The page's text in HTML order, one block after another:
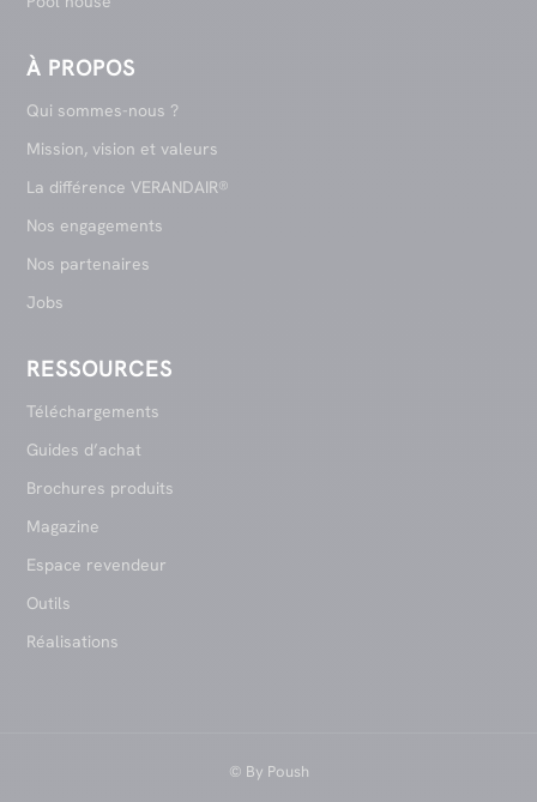
À PROPOS
Qui sommes-nous ?
Mission, vision et valeurs
La différence VERANDAIR®
Nos engagements
Nos partenaires
Jobs
RESSOURCES
Téléchargements
Guides d’achat
Brochures produits
Magazine
Espace revendeur
Outils
Réalisations
© By Poush